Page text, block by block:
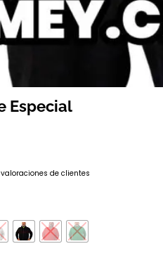
Especial
valoraciones de clientes